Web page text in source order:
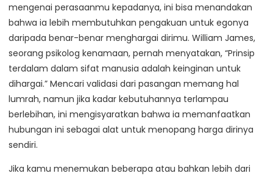
mengenai perasaanmu kepadanya, ini bisa menandakan
bahwa ia lebih membutuhkan pengakuan untuk egonya
daripada benar-benar menghargai dirimu. William James,
seorang psikolog kenamaan, pernah menyatakan, “Prinsip
terdalam dalam sifat manusia adalah keinginan untuk
dihargai.” Mencari validasi dari pasangan memang hal
lumrah, namun jika kadar kebutuhannya terlampau
berlebihan, ini mengisyaratkan bahwa ia memanfaatkan
hubungan ini sebagai alat untuk menopang harga dirinya
sendiri.
Jika kamu menemukan beberapa atau bahkan lebih dari